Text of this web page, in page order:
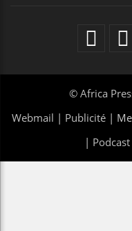
© Africa
Webmail | Publicité |
| Podcast